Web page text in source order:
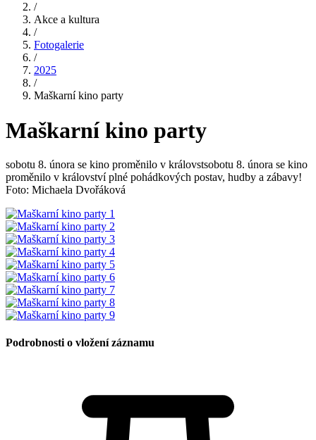
/
Akce a kultura
/
Fotogalerie
/
2025
/
Maškarní kino party
Maškarní kino party
sobotu 8. února se kino proměnilo v královstsobotu 8. února se kino
proměnilo v království plné pohádkových postav, hudby a zábavy!
Foto: Michaela Dvořáková
Podrobnosti o vložení záznamu